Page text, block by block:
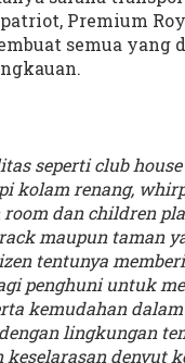
Premium
semua yang
seperti club
kolam renang,
dan children
maupun taman
tentunya
penghuni untuk
kemudahan dalam
lingkungan
denyut